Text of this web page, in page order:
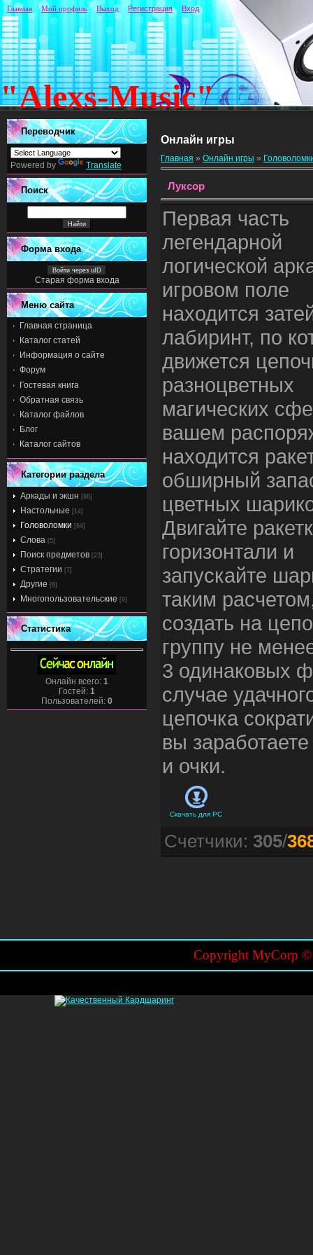
"Alexs-Music"
Главная Мой профиль Выход Регистрация Вход
Переводчик
Powered by Translate
Поиск
Форма входа
Войти через uID
Старая форма входа
Меню сайта
Главная страница
Каталог статей
Информация о сайте
Форум
Гостевая книга
Обратная связь
Каталог файлов
Блог
Каталог сайтов
Категории раздела
Аркады и экшн [86]
Настольные [14]
Головоломки [64]
Слова [5]
Поиск предметов [23]
Стратегии [7]
Другие [6]
Многопользовательские [9]
Статистика
Онлайн всего: 1
Гостей: 1
Пользователей: 0
Онлайн игры
Главная » Онлайн игры »
Луксор
Первая часть
легендарной
логической
игровом поле
находится
лабиринт, по
движется
разноцветных
магических
вашем
находится
обширный
цветных
Двигайте
горизонтали и
запускайте
таким
создать на
группу не
3 одинаковых
случае
цепочка
вы
и очки.
Скачать для PC
Счетчики: 305/
Copyright MyCorp